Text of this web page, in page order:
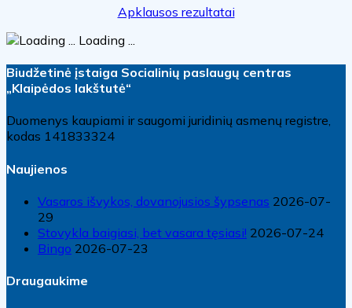
Apklausos rezultatai
Loading ...
Biudžetinė įstaiga Socialinių paslaugų centras
„Klaipėdos lakštutė“
Duomenys kaupiami ir saugomi juridinių asmenų registre,
kodas 141833324
Naujienos
Vasaros išvykos, dovanojusios šypsenas 2026-07-
29
Stovykla baigiasi, bet vasara tęsiasi! 2026-07-24
Bingo 2026-07-23
Draugaukime